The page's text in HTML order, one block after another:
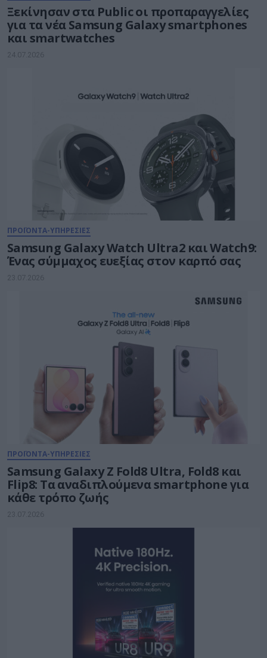
Ξεκίνησαν στα Public οι προπαραγγελίες
για τα νέα Samsung Galaxy smartphones
και smartwatches
24.07.2026
ΠΡΟΪΟΝΤΑ-ΥΠΗΡΕΣΙΕΣ
Samsung Galaxy Watch Ultra2 και Watch9:
Ένας σύμμαχος ευεξίας στον καρπό σας
23.07.2026
ΠΡΟΪΟΝΤΑ-ΥΠΗΡΕΣΙΕΣ
Samsung Galaxy Z Fold8 Ultra, Fold8 και
Flip8: Τα αναδιπλούμενα smartphone για
κάθε τρόπο ζωής
23.07.2026